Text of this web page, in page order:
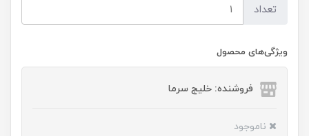
تعداد
ویژگی‌های محصول
فروشنده: خلیج سرما
ناموجود